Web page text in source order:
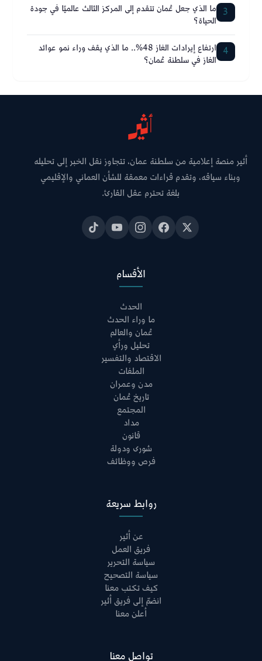
3 ما الذي جعل عُمان تتقدم إلى المركز الثالث عالميًا في جودة
الحياة؟
4 ارتفاع إيرادات الغاز 48%.. ما الذي يقف وراء نمو عوائد
الغاز في سلطنة عُمان؟
أثير منصة إعلامية من سلطنة عمان، تتجاوز نقل الخبر إلى تحليله
وبناء سياقه، وتقدم قراءات معمقة للشأن العماني والإقليمي
بلغة تحترم عقل القارئ.
الأقسام
الحدث
ما وراء الحدث
عُمان والعالم
تحليل ورأي
الاقتصاد والتفسير
الملفات
مدن وعمران
تاريخ عُمان
المجتمع
مداد
قانون
شورى ودولة
فرص ووظائف
روابط سريعة
عن أثير
فريق العمل
سياسة التحرير
سياسة التصحيح
كيف تكتب معنا
انضمّ إلى فريق أثير
أعلن معنا
تواصل معنا